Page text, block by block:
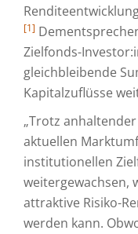
[1]
Zielfonds-
gleichbleibende
Kapitalzuflüsse
„Trotz
aktuellen
institutionellen
weitergewachsen,
attraktive Risiko-
werden kann.